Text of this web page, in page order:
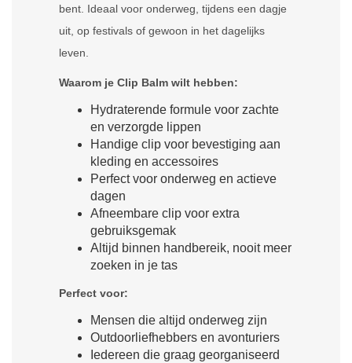
bent. Ideaal voor onderweg, tijdens een dagje
uit, op festivals of gewoon in het dagelijks
leven.
Waarom je Clip Balm wilt hebben:
Hydraterende formule voor zachte
en verzorgde lippen
Handige clip voor bevestiging aan
kleding en accessoires
Perfect voor onderweg en actieve
dagen
Afneembare clip voor extra
gebruiksgemak
Altijd binnen handbereik, nooit meer
zoeken in je tas
Perfect voor:
Mensen die altijd onderweg zijn
Outdoorliefhebbers en avonturiers
Iedereen die graag georganiseerd